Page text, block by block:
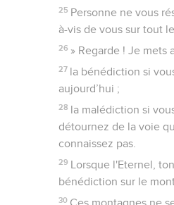
25 Personne ne vous
à-vis de vous sur tout
26 » Regarde ! Je
27 la bénédiction si
aujourd’hui ;
28 la malédiction si
détournez de la voie
connaissez pas.
29 Lorsque l'Eternel,
bénédiction sur le
30 Ces montagnes ne